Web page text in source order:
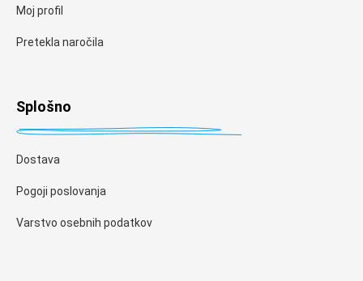
Moj profil
Pretekla naročila
Splošno
Dostava
Pogoji poslovanja
Varstvo osebnih podatkov